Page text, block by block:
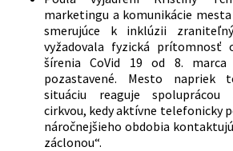
marketingu a komunikácie
smerujúce k inklúzii
vyžadovala fyzická prítomnosť
šírenia CoVid 19 od 8. marca
pozastavené. Mesto napriek
situáciu reaguje spoluprácou
cirkvou, kedy aktívne telefonicky
náročnejšieho obdobia
záclonou“.